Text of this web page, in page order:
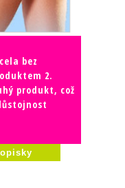
bez
2.
produkt, což